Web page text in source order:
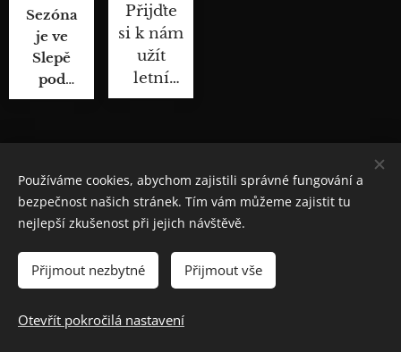
Sezóna
je ve
Slepě
pod
Kopečkem
proudu.
Přijďte
si k nám
užít
letní
atmosféru!
Vinařství Tanzberg• Obchodní podmínky
Cookies
Používáme cookies, abychom zajistili správné fungování a
bezpečnost našich stránek. Tím vám můžeme zajistit tu
nejlepší zkušenost při jejich návštěvě.
Přijmout nezbytné Přijmout vše
Otevřít pokročilá nastavení